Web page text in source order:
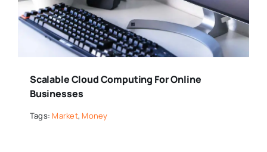
Scalable Cloud Computing For Online
Businesses
Tags: Market, Money